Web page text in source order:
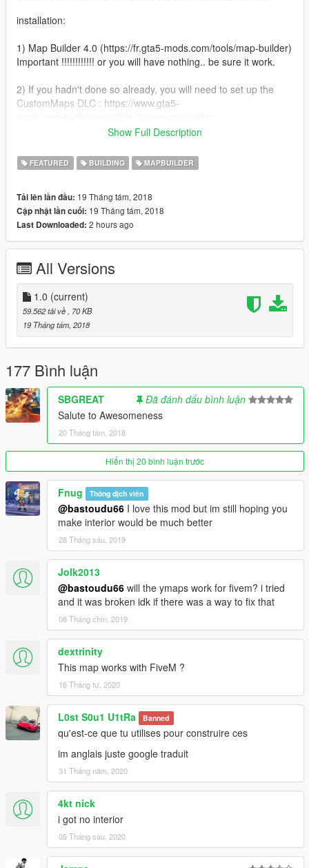
installation:
1) Map Builder 4.0 (https://fr.gta5-mods.com/tools/map-builder)
Important !!!!!!!!!!!! or you will have nothing.. be sure it work.
2) If you hadn't done so already, you will need to set up the
CustomMaps DLC : https://www.gta5-
custom_maps.rpf of the following folder (using OpenIV):
5\_citye\maps\custom_maps.rpf
A big thanks to SOLLAHOLLA for ymap and Guadmaz for map
editor, both fabulous persons.
Thanks for dowloading, enjoy. If you want more, explode the
like button for my work !! , i try to do my best.
i'm french so if you have any questions or answer, french is
beter :D
Show Full Description
FEATURED BUILDING MAPBUILDER
Tải lên lần đầu: 19 Tháng tám, 2018
Cập nhật lần cuối: 19 Tháng tám, 2018
Last Downloaded: 2 hours ago
All Versions
1.0 (current)
59.562 tải về
, 70 KB
19 Tháng tám, 2018
177 Bình luận
SBGREAT
Đã đánh dấu bình luận
Salute to Awesomeness
20 Tháng tám, 2018
Hiển thị 20 bình luận trước
Fnug Thông dịch viên
@bastoudu66 I love this mod but im still hoping you
make interior would be much better
28 Tháng sáu, 2019
Jolk2013
@bastoudu66 will the ymaps work for fivem? i tried
and it was broken idk if there was a way to fix that
06 Tháng chín, 2019
dextrinity
This map works with FiveM ?
16 Tháng tư, 2020
L0st S0u1 U1tRa Banned
qu'est-ce que tu utilises pour construire ces
im anglais juste google traduit
31 Tháng năm, 2020
4kt nick
i got no interior
05 Tháng sáu, 2020